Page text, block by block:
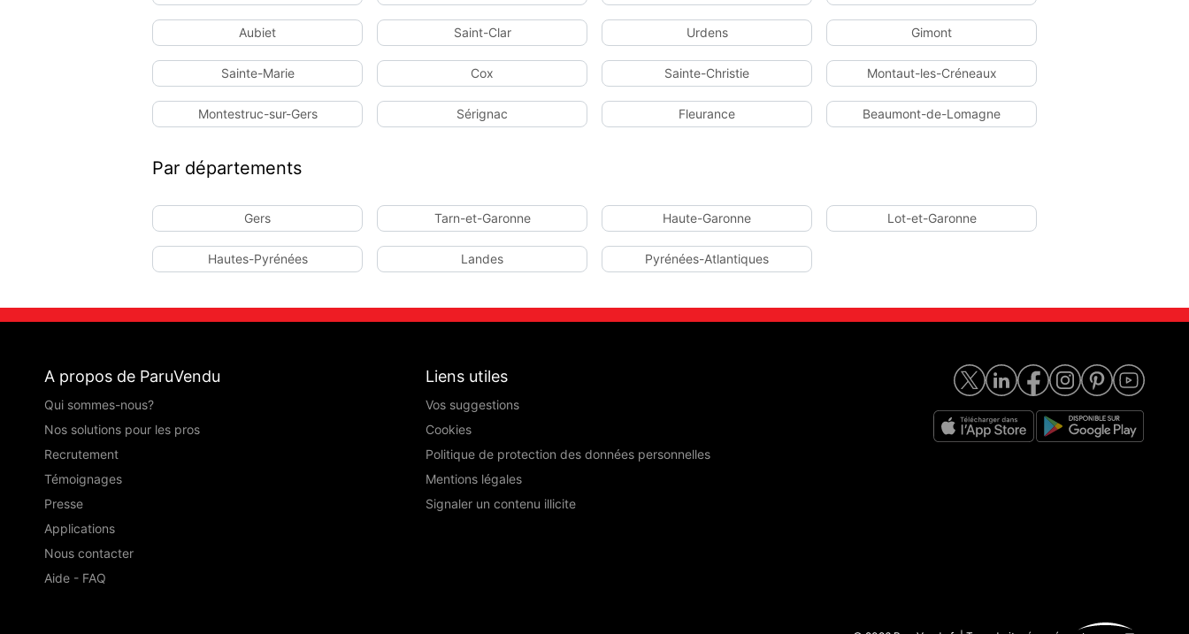
Aubiet Saint-Clar Urdens Gimont
Sainte-Marie Cox Sainte-Christie Montaut-les-Créneaux
Montestruc-sur-Gers Sérignac Fleurance Beaumont-de-Lomagne
Par départements
Gers Tarn-et-Garonne Haute-Garonne Lot-et-Garonne
Hautes-Pyrénées Landes Pyrénées-Atlantiques
A propos de ParuVendu
Qui sommes-nous?
Nos solutions pour les pros
Recrutement
Témoignages
Presse
Applications
Nous contacter
Aide - FAQ
Liens utiles
Vos suggestions
Cookies
Politique de protection des données personnelles
Mentions légales
Signaler un contenu illicite